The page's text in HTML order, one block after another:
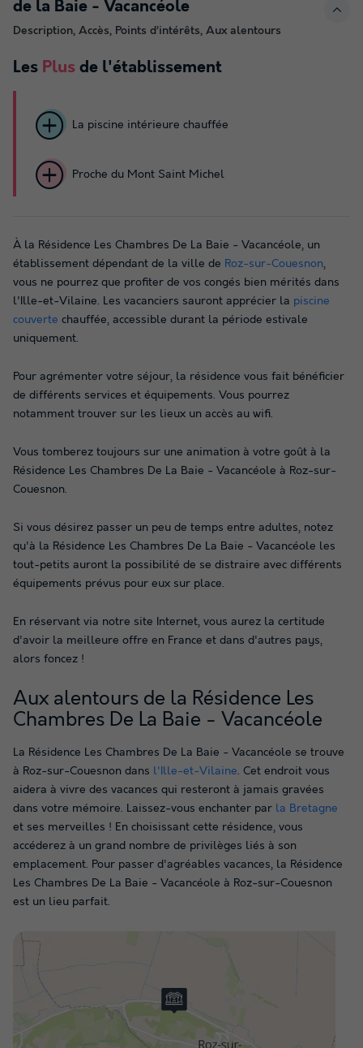
de la Baie - Vacancéole
Description, Accès, Points d’intérêts, Aux alentours
Les Plus de l'établissement
La piscine intérieure chauffée
Proche du Mont Saint Michel
À la Résidence Les Chambres De La Baie - Vacancéole, un
établissement dépendant de la ville de Roz-sur-Couesnon,
vous ne pourrez que profiter de vos congés bien mérités dans
l'Ille-et-Vilaine. Les vacanciers sauront apprécier la piscine
couverte chauffée, accessible durant la période estivale
uniquement.
Pour agrémenter votre séjour, la résidence vous fait bénéficier
de différents services et équipements. Vous pourrez
notamment trouver sur les lieux un accès au wifi.
Vous tomberez toujours sur une animation à votre goût à la
Résidence Les Chambres De La Baie - Vacancéole à Roz-sur-
Couesnon.
Si vous désirez passer un peu de temps entre adultes, notez
qu'à la Résidence Les Chambres De La Baie - Vacancéole les
tout-petits auront la possibilité de se distraire avec différents
équipements prévus pour eux sur place.
En réservant via notre site Internet, vous aurez la certitude
d'avoir la meilleure offre en France et dans d'autres pays,
alors foncez !
Aux alentours de la Résidence Les
Chambres De La Baie - Vacancéole
La Résidence Les Chambres De La Baie - Vacancéole se trouve
à Roz-sur-Couesnon dans l'Ille-et-Vilaine. Cet endroit vous
aidera à vivre des vacances qui resteront à jamais gravées
dans votre mémoire. Laissez-vous enchanter par la Bretagne
et ses merveilles ! En choisissant cette résidence, vous
accéderez à un grand nombre de privilèges liés à son
emplacement. Pour passer d'agréables vacances, la Résidence
Les Chambres De La Baie - Vacancéole à Roz-sur-Couesnon
est un lieu parfait.